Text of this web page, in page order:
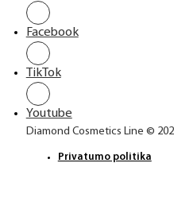
Facebook
TikTok
Youtube
Diamond Cosmetics Line ©
Privatumo politika